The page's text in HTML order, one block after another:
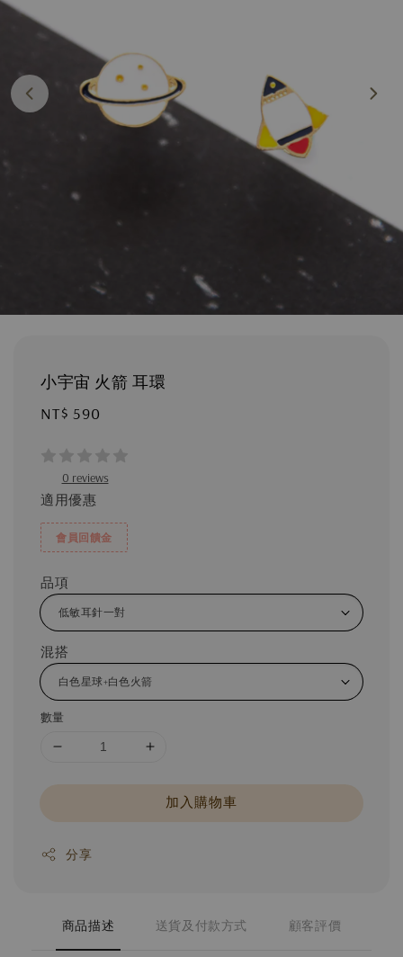
小宇宙 火箭 耳環
Regular
NT$ 590
0 reviews
適用優惠
會員回饋金
品項
混搭
數量
加入購物車
分享
商品描述 送貨及付款方式 顧客評價